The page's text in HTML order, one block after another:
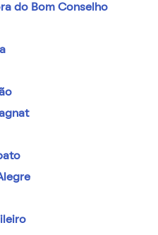
do Bom Conselho